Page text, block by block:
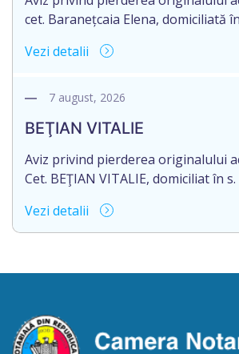
cet. Baranețcaia Elena, domiciliată
pierderea originalului actului
autentificat de notarul Nimerenco
Vezi detalii
7 august, 2026
BEŢIAN VITALIE
Aviz privind pierderea originalului
Cet. BEŢIAN VITALIE, domiciliat în
pierderea originalul actului notarial:
de moștenitor legal nr. 9190 din
Lidia.
Vezi detalii